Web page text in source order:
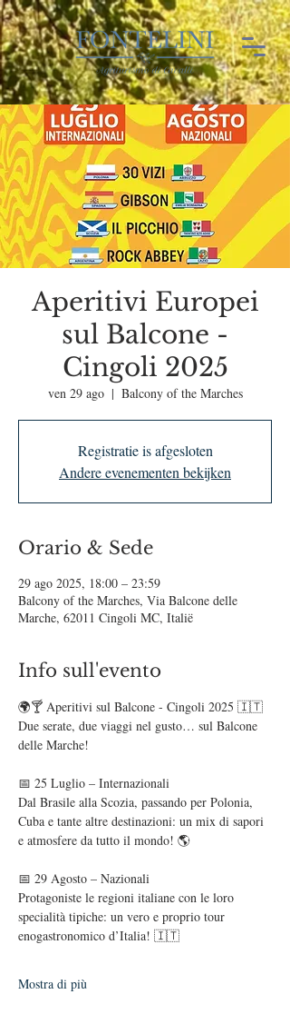
Aperitivi Europei
sul Balcone -
Cingoli 2025
ven 29 ago
  |
Balcony of the Marches
Registratie is afgesloten
Andere evenementen bekijken
Orario & Sede
29 ago 2025, 18:00 – 23:59
Balcony of the Marches, Via Balcone delle
Marche, 62011 Cingoli MC, Italië
Info sull'evento
🌍🍸 Aperitivi sul Balcone - Cingoli 2025 🇮🇹
Due serate, due viaggi nel gusto… sul Balcone
delle Marche!
📅 25 Luglio – Internazionali
Dal Brasile alla Scozia, passando per Polonia,
Cuba e tante altre destinazioni: un mix di sapori
e atmosfere da tutto il mondo! 🌎
📅 29 Agosto – Nazionali
Protagoniste le regioni italiane con le loro
specialità tipiche: un vero e proprio tour
enogastronomico d’Italia! 🇮🇹
Mostra di più